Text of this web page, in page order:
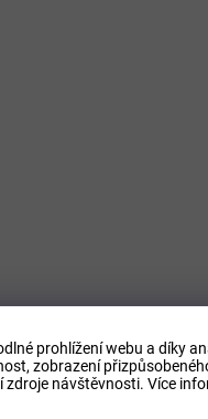
prohlížení webu a díky
zobrazení
zdroje návštěvnosti. Více